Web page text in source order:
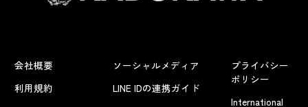
会社概要
利用規約
ソーシャルメディア
LINE IDの連携ガイド
プライバシー
ポリシー
International